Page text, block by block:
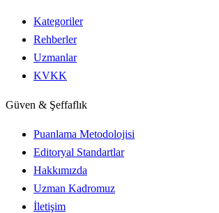
Kategoriler
Rehberler
Uzmanlar
KVKK
Güven & Şeffaflık
Puanlama Metodolojisi
Editoryal Standartlar
Hakkımızda
Uzman Kadromuz
İletişim